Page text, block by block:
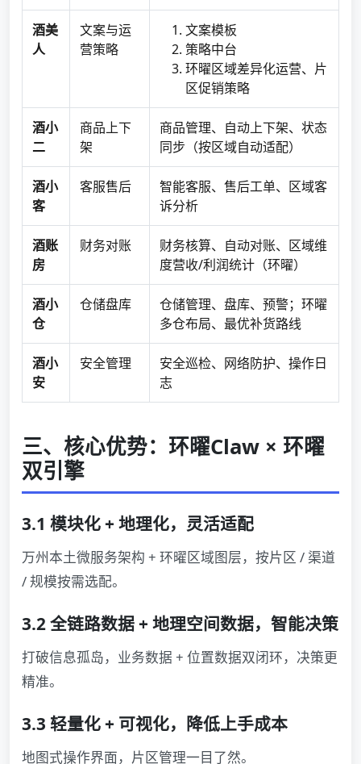
酒美
人
文案与运
营策略
文案模板
策略中台
环曜区域差异化运营、片
区促销策略
酒小
二
商品上下
架
商品管理、自动上下架、状态
同步（按区域自动适配）
酒小
客
客服售后
智能客服、售后工单、区域客
诉分析
酒账
房
财务对账
财务核算、自动对账、区域维
度营收/利润统计（环曜）
酒小
仓
仓储盘库
仓储管理、盘库、预警；环曜
多仓布局、最优补货路线
酒小
安
安全管理
安全巡检、网络防护、操作日
志
三、核心优势：环曜Claw × 环曜
双引擎
3.1 模块化 + 地理化，灵活适配
万州本土微服务架构 + 环曜区域图层，按片区 / 渠道
/ 规模按需选配。
3.2 全链路数据 + 地理空间数据，智能决策
打破信息孤岛，业务数据 + 位置数据双闭环，决策更
精准。
3.3 轻量化 + 可视化，降低上手成本
地图式操作界面，片区管理一目了然。